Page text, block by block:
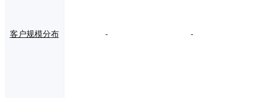
客户规模分布 - -